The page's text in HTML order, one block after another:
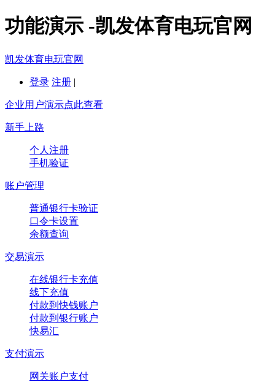
功能演示 -凯发体育电玩官网
凯发体育电玩官网
登录 注册 |
企业用户演示点此查看
新手上路
个人注册
手机验证
账户管理
普通银行卡验证
口令卡设置
余额查询
交易演示
在线银行卡充值
线下充值
付款到快钱账户
付款到银行账户
快易汇
支付演示
网关账户支付